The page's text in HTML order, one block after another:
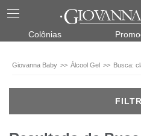
Colônias
Giovanna Baby Álcool Gel Busca:
500ml